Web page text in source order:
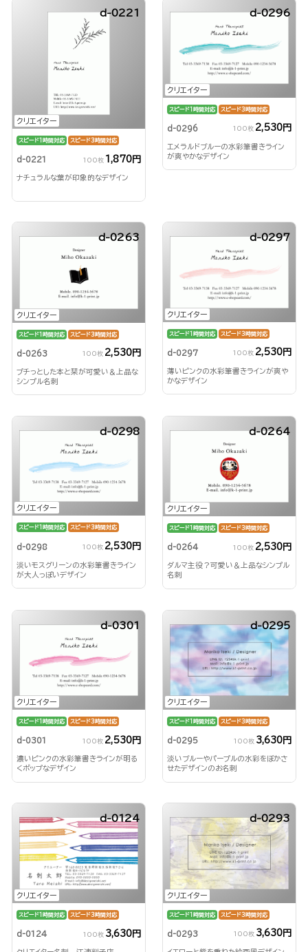
クリエイター
d-0221
スピード1時間対応 スピード3時間対応
d-0221 100枚 1,870円
ナチュラルな葉が印象的なデザイン
クリエイター
d-0296
スピード1時間対応 スピード3時間対応
d-0296 100枚 2,530円
エメラルドブルーの水彩筆書きライン
が爽やかなデザイン
クリエイター
d-0263
スピード1時間対応 スピード3時間対応
d-0263 100枚 2,530円
プチっとした本と栞が可愛い＆上品な
シンプル名刺
クリエイター
d-0297
スピード1時間対応 スピード3時間対応
d-0297 100枚 2,530円
薄いピンクの水彩筆書きラインが爽や
かなデザイン
クリエイター
d-0298
スピード1時間対応 スピード3時間対応
d-0298 100枚 2,530円
淡いモスグリーンの水彩筆書きライン
が大人っぽいデザイン
クリエイター
d-0264
スピード1時間対応 スピード3時間対応
d-0264 100枚 2,530円
ダルマ主役？可愛い＆上品なシンプル
名刺
クリエイター
d-0301
スピード1時間対応 スピード3時間対応
d-0301 100枚 2,530円
濃いピンクの水彩筆書きラインが明る
くポップなデザイン
クリエイター
d-0295
スピード1時間対応 スピード3時間対応
d-0295 100枚 3,630円
淡いブルーやパープルの水彩をぼかさ
せたデザインのお名刺
クリエイター
d-0124
スピード1時間対応 スピード3時間対応
d-0124 100枚 3,630円
クリエイター
d-0293
スピード1時間対応 スピード3時間対応
d-0293 100枚 3,630円